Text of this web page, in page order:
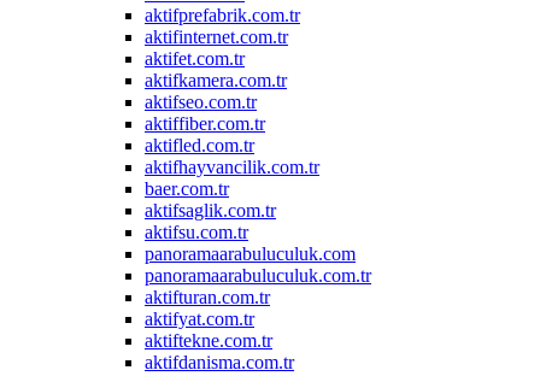
aktifprefabrik.com.tr
aktifinternet.com.tr
aktifet.com.tr
aktifkamera.com.tr
aktifseo.com.tr
aktiffiber.com.tr
aktifled.com.tr
aktifhayvancilik.com.tr
baer.com.tr
aktifsaglik.com.tr
aktifsu.com.tr
panoramaarabuluculuk.com
panoramaarabuluculuk.com.tr
aktifturan.com.tr
aktifyat.com.tr
aktiftekne.com.tr
aktifdanisma.com.tr